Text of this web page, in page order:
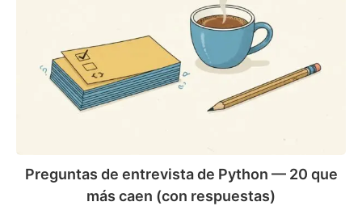
entrevista
de
Python
—
20
caen
(con
respuestas)
Preguntas de entrevista de Python — 20 que
más caen (con respuestas)